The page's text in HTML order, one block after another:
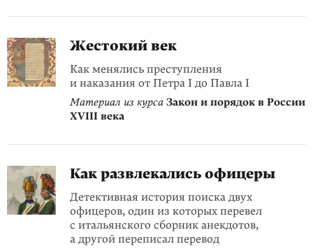
Жестокий век
Как менялись преступления
и наказания от Петра I до Павла I
Материал из курса Закон и порядок в России
XVIII века
Как развлекались офицеры
Детективная история поиска двух
офицеров, один из которых перевел
с итальянского сборник анекдотов,
а другой переписал перевод